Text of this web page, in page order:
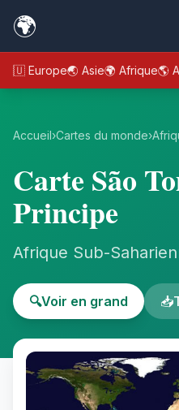
🌍
🇪🇺 Europe🌏 Asie🌍 Afrique🌎
Accueil›Cartes du monde›
Carte São
Principe
Afrique Sub-
🔍Voir en grand 📥